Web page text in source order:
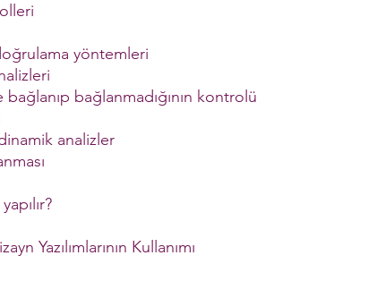
yöntemleri
bağlanmadığının kontrolü
analizler
Yazılımlarının Kullanımı